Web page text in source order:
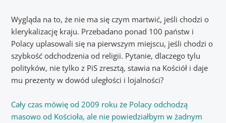
Wygląda na to, że nie ma się czym martwić, jeśli chodzi o
klerykalizację kraju. Przebadano ponad 100 państw i
Polacy uplasowali się na pierwszym miejscu, jeśli chodzi o
szybkość odchodzenia od religii. Pytanie, dlaczego tylu
polityków, nie tylko z PiS zresztą, stawia na Kościół i daje
mu prezenty w dowód uległości i lojalności?
Cały czas mówię od 2009 roku że Polacy odchodzą
masowo od Kościoła, ale nie powiedziałbym w żadnym